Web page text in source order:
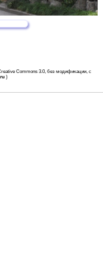
Commons 3.0, без модификации, с
)